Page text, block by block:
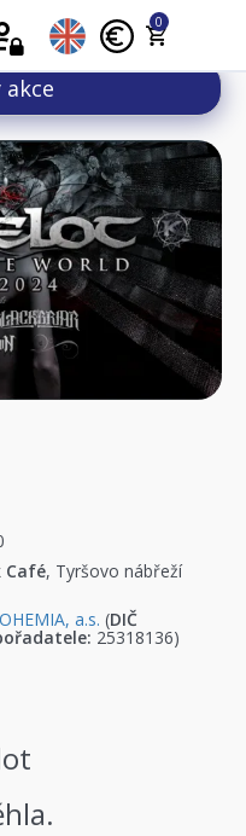
0
akce
Café, Tyršovo nábřeží
a.s. (DIČ
25318136)